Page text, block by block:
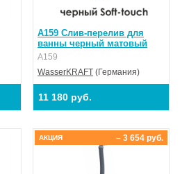
A159 Слив-перелив для
ванны черный матовый
A159
WasserKRAFT (Германия)
11 180 руб.
– 3 654 руб.
АКЦИЯ